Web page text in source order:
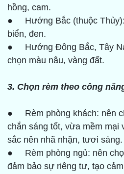
hồng, cam.
● Hướng Bắc (thuộc Thủy):
biển, đen.
● Hướng Đông Bắc, Tây
chọn màu nâu, vàng đất.
3. Chọn rèm theo công
● Rèm phòng khách: nên
chắn sáng tốt, vừa mềm mại
sắc nên nhã nhặn, tươi sáng.
● Rèm phòng ngủ: nên
đảm bảo sự riêng tư, tạo